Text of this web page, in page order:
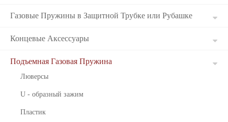
Газовые Пружины в Защитной Трубке или Рубашке
Концевые Аксессуары
Подъемная Газовая Пружина
Люверсы
U - образный зажим
Пластик